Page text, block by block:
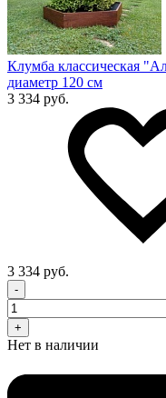
Клумба классическая
диаметр 120 см
3 334 руб.
3 334 руб.
-
+
Нет в наличии